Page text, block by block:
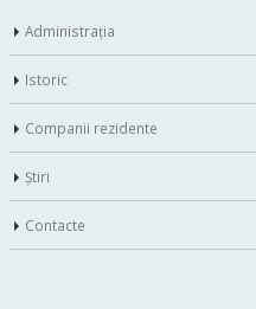
Administraţia
Istoric
Companii rezidente
Ştiri
Contacte